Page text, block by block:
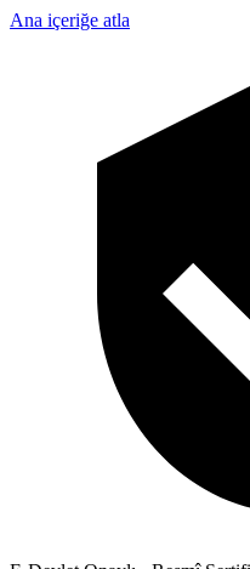
Ana içeriğe atla